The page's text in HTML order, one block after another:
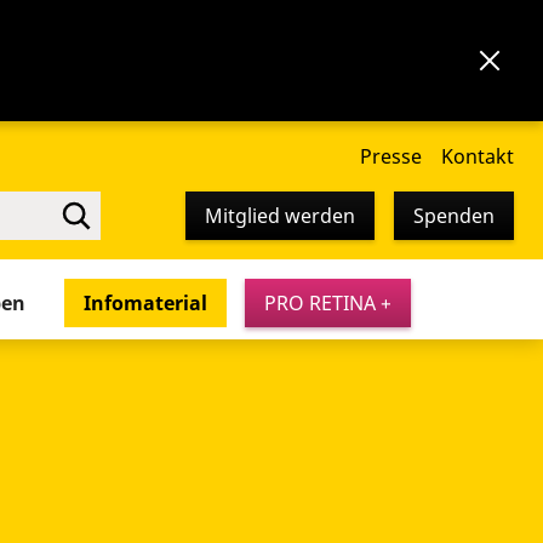
Presse Kontakt
Mitglied werden Spenden
Infomaterial PRO RETINA +